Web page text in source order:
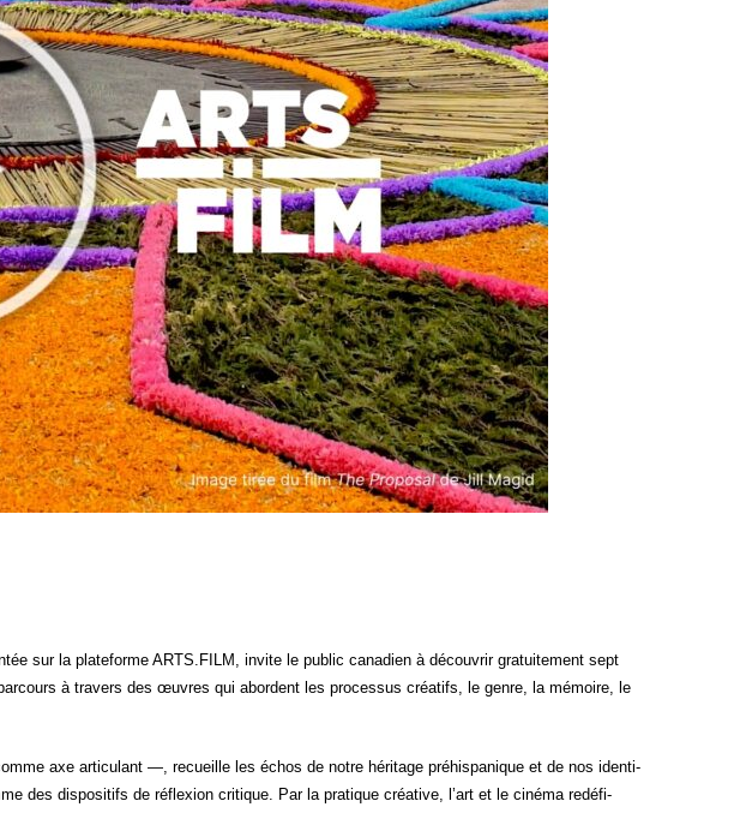
sur la pla­te­forme ARTS.FILM, invite le public cana­dien à décou­vrir gra­tui­te­ment sept
à tra­vers des œuvres qui abordent les pro­ces­sus créa­tifs, le genre, la mémoire, le
axe arti­cu­lant —, recueille les échos de notre héri­tage pré­his­pa­nique et de nos iden­ti­
des dis­po­si­tifs de réflexion cri­tique. Par la pra­tique créa­tive, l’art et le ciné­ma redé­fi­